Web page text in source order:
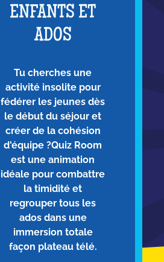
ENFANTS ET
ADOS
Tu cherches une
activité insolite pour
fédérer les jeunes dès
le début du séjour et
créer de la cohésion
d'équipe ?Quiz Room
est une animation
idéale pour combattre
la timidité et
regrouper tous les
ados dans une
immersion totale
façon plateau télé.